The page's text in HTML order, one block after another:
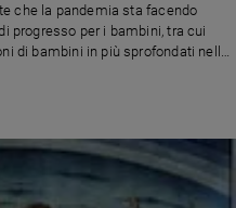
che la pandemia sta facendo
progresso per i bambini, tra cui
di bambini in più sprofondati nella
metà marzo 2020